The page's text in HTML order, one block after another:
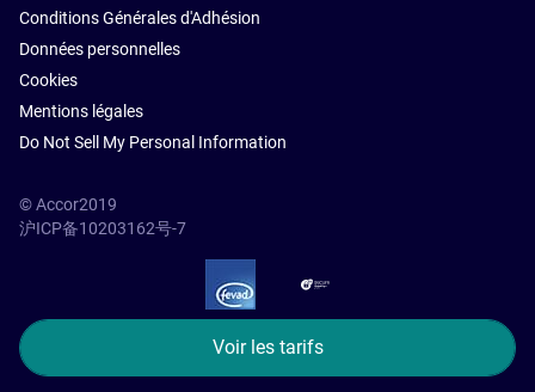
Voir les tarifs
Conditions Générales d'Adhésion
Données personnelles
Cookies
Mentions légales
Do Not Sell My Personal Information
© Accor2019
沪ICP备10203162号-7